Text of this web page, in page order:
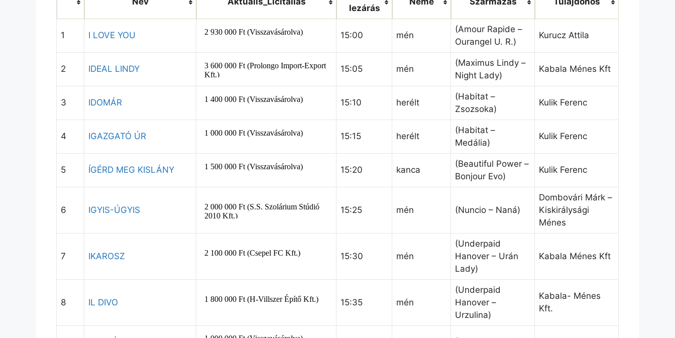
lezárás
1 I LOVE YOU 15:00 mén
(Amour Rapide –
Ourangel U. R.)
Kurucz Attila
2 IDEAL LINDY 15:05 mén
(Maximus Lindy –
Night Lady)
Kabala Ménes Kft
3 IDOMÁR 15:10 herélt
(Habitat –
Zsozsoka)
Kulik Ferenc
4 IGAZGATÓ ÚR 15:15 herélt
(Habitat –
Medália)
Kulik Ferenc
5 ÍGÉRD MEG KISLÁNY 15:20 kanca
(Beautiful Power –
Bonjour Evo)
Kulik Ferenc
6 IGYIS-ÚGYIS 15:25 mén (Nuncio – Naná)
Dombovári Márk –
Kiskirálysági
Ménes
7 IKAROSZ 15:30 mén
(Underpaid
Hanover – Urán
Lady)
Kabala Ménes Kft
8 IL DIVO 15:35 mén
(Underpaid
Hanover –
Urzulina)
Kabala- Ménes
Kft.